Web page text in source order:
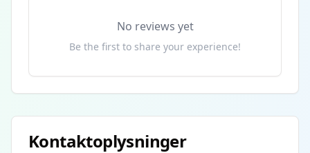
No reviews yet
Be the first to share your experience!
Kontaktoplysninger